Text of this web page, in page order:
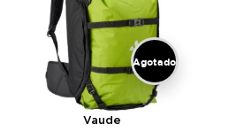
Agotado
Vaude